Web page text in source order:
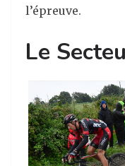
l’épreuve.
Le